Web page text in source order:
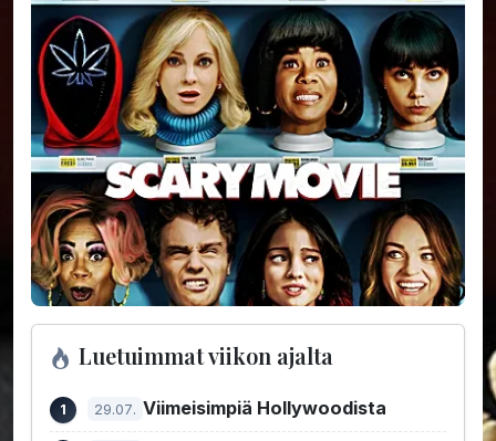
Luetuimmat viikon ajalta
29.07. Viimeisimpiä Hollywoodista